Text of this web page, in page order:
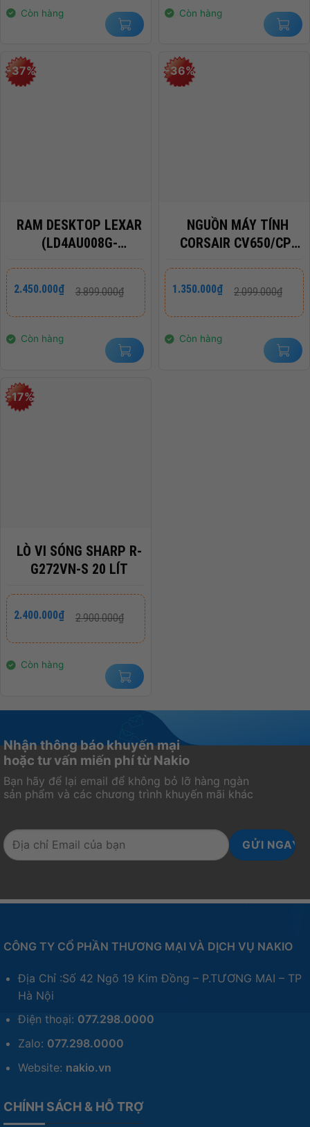
Còn hàng Còn hàng
-37%
RAM DESKTOP LEXAR
(LD4AU008G-
3200MHZ
3.899.000₫
gốc
3.899.000₫.
2.450.000₫
hiện
là:
Còn hàng
-36%
NGUỒN MÁY TÍNH
CORSAIR CV650/CP-
2.099.000₫
gốc
2.099.000₫.
1.350.000₫
hiện
là:
Còn hàng
-17%
LÒ VI SÓNG SHARP R-
G272VN-S 20 LÍT
2.900.000₫
gốc
2.900.000₫.
2.400.000₫
hiện
là:
Còn hàng
Nhận thông báo khuyến mại
hoặc tư vấn miến phí từ Nakio
Bạn hãy để lại email để không bỏ lỡ hàng ngàn
sản phẩm và các chương trình khuyến mãi khác
CÔNG TY CỔ PHẦN THƯƠNG MẠI VÀ DỊCH VỤ NAKIO
Địa Chỉ :Số 42 Ngõ 19 Kim Đồng – P.TƯƠNG MAI – TP
Hà Nội
Điện thoại: 077.298.0000
Zalo: 077.298.0000
Website: nakio.vn
CHÍNH SÁCH & HỖ TRỢ